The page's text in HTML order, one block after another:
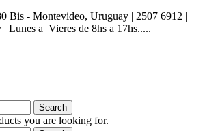
Bis - Montevideo, Uruguay | 2507 6912 |
Lunes a Vieres de 8hs a 17hs.....
Search
you are looking for.